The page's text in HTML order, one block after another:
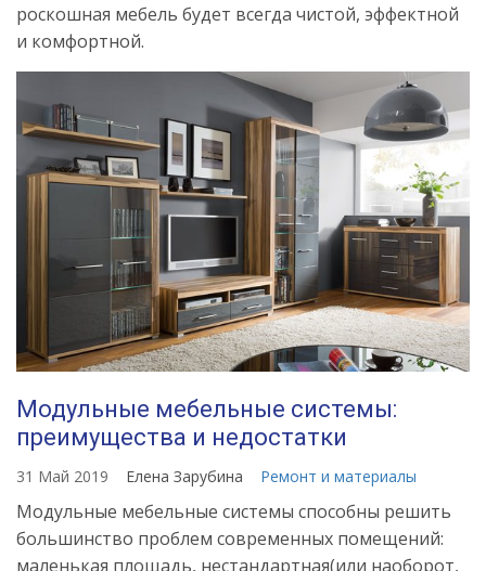
роскошная мебель будет всегда чистой, эффектной
и комфортной.
Модульные мебельные системы:
преимущества и недостатки
31 Май 2019 Елена Зарубина Ремонт и материалы
Модульные мебельные системы способны решить
большинство проблем современных помещений:
маленькая площадь, нестандартная(или наоборот,